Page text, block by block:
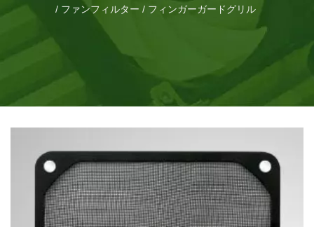
/ ファンフィルター / フィンガーガードグリル